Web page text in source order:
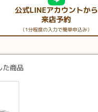
公式LINEアカウントから
来店予約
（1分程度の入力で簡単申込み）
た商品